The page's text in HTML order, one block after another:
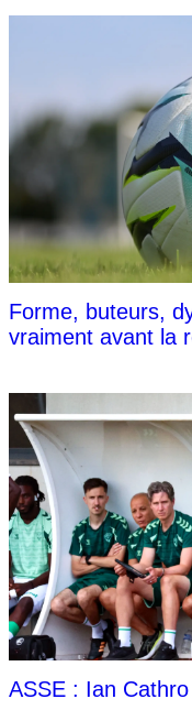
Forme, buteurs,
vraiment avant la
ASSE : Ian